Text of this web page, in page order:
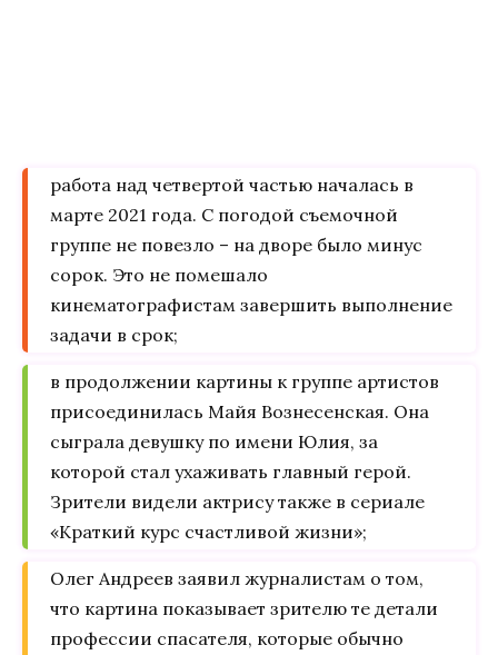
работа над четвертой частью началась в
марте 2021 года. С погодой съемочной
группе не повезло – на дворе было минус
сорок. Это не помешало
кинематографистам завершить выполнение
задачи в срок;
в продолжении картины к группе артистов
присоединилась Майя Вознесенская. Она
сыграла девушку по имени Юлия, за
которой стал ухаживать главный герой.
Зрители видели актрису также в сериале
«Краткий курс счастливой жизни»;
Олег Андреев заявил журналистам о том,
что картина показывает зрителю те детали
профессии спасателя, которые обычно